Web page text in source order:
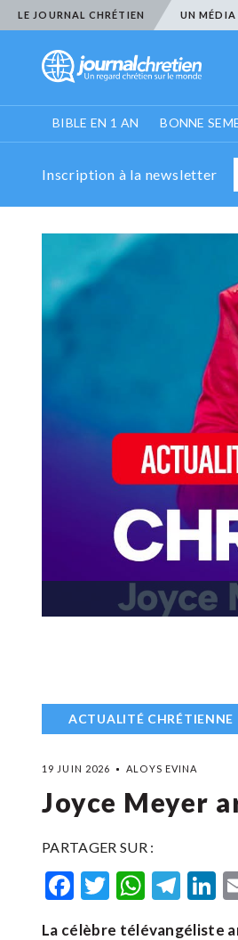
LE JOURNAL CHRÉTIEN UN MÉDIA
BIBLE EN 1 AN BONNE
Inscription à la newsletter
ACTUALITÉ CHRÉTIENNE
19 JUIN 2026 ALOYS EVINA
Joyce Meyer
PARTAGER SUR :
Facebook
Twitter
La célèbre télévangéliste